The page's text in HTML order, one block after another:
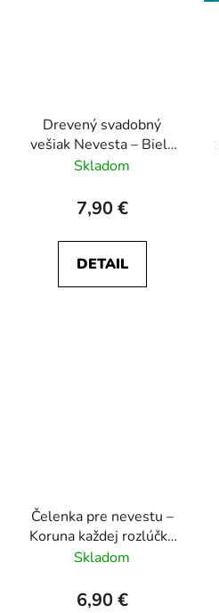
Drevený svadobný
vešiak Nevesta – Biely
alebo Hnedý
Skladom
7,90 €
DETAIL
Čelenka pre nevestu –
Koruna každej rozlúčky
so slobodou! 👰‍♀️✨
Skladom
6,90 €